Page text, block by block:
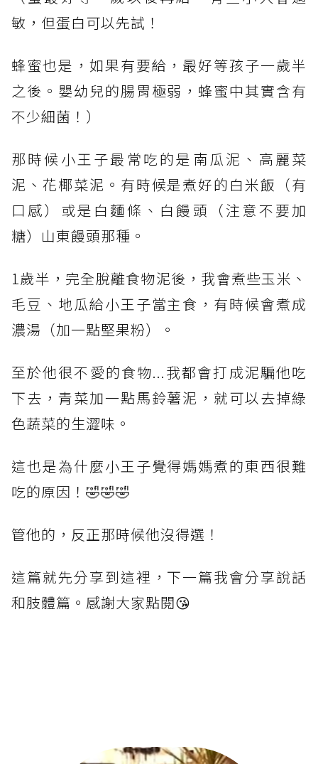
敏，但蛋白可以先試！
蜂蜜也是，如果有要給，最好等孩子一歲半
之後。嬰幼兒的腸胃極弱，蜂蜜中其實含有
不少細菌！）
那時候小王子最常吃的是南瓜泥、高麗菜
泥、花椰菜泥。有時候是煮好的白米飯（有
口感）或是白麵條、白饅頭（注意不要加
糖）山東饅頭那種。
1歲半，完全脫離食物泥後，我會煮些玉米、
毛豆、地瓜給小王子當主食，有時候會煮成
濃湯（加一點堅果粉）。
至於他很不愛的食物...我都會打成泥騙他吃
下去，青菜加一點馬鈴薯泥，就可以去掉綠
色蔬菜的生澀味。
這也是為什麼小王子覺得媽媽煮的東西很難
吃的原因！🤣🤣🤣
管他的，反正那時候他沒得選！
這篇就先分享到這裡，下一篇我會分享說話
和肢體篇。感謝大家點閱😘